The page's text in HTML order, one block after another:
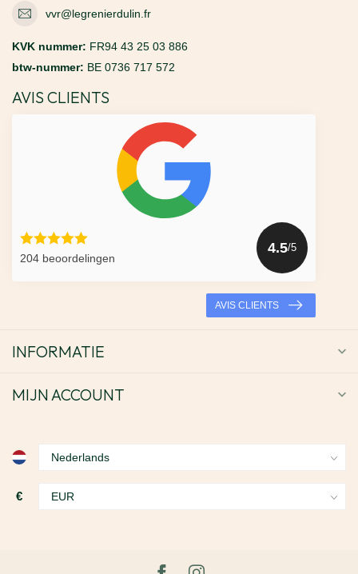
vvr@legrenierdulin.fr
KVK nummer: FR94 43 25 03 886
btw-nummer: BE 0736 717 572
AVIS CLIENTS
204 beoordelingen
4.5/5
AVIS CLIENTS
INFORMATIE
MIJN ACCOUNT
€